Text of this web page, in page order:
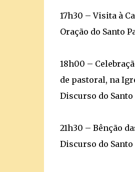
17h30 – Visita à
Oração do Santo
18h00 –
de pastoral, na
Discurso do Santo
21h30 – Bênção
Discurso do Santo